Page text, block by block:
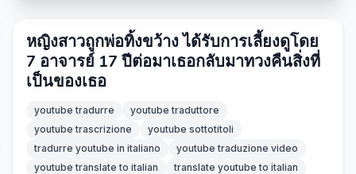
หญิงสาวถูกพ่อทิ้งขว้าง ได้รับการเลี้ยงดูโดย
7 อาจารย์ 17 ปีต่อมาเธอกลับมาทวงคืนสิ่งที่
เป็นของเธอ
youtube tradurre
youtube traduttore
youtube trascrizione
youtube sottotitoli
tradurre youtube in italiano
youtube traduzione video
youtube translate to italian
translate youtube to italian